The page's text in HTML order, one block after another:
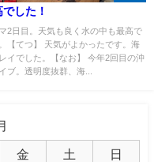
した！
2日目。天気も良く水の中も最高で
。【てつ】 天気がよかったです。海
イでした。【なお】 今年2回目の沖
ブ。透明度抜群、海...
金 土 日